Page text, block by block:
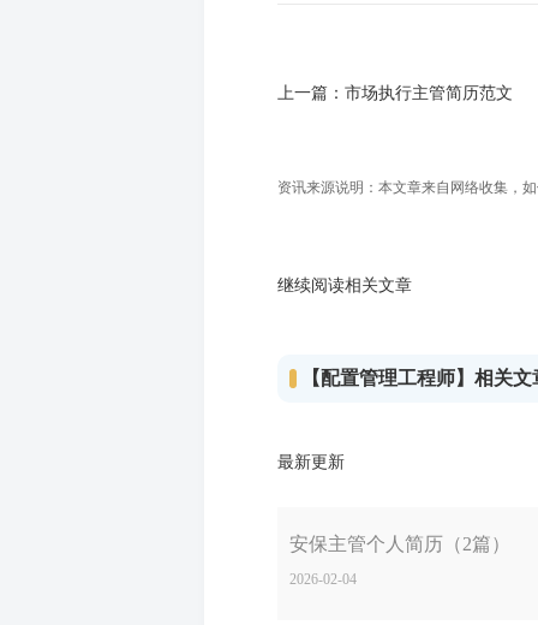
上一篇： 市场执行主管简历范文
资讯来源说明：本文章来自网络收集，
继续阅读相关文章
【配置管理工程师】相关文
最新更新
安保主管个人简历（2篇）
2026-02-04